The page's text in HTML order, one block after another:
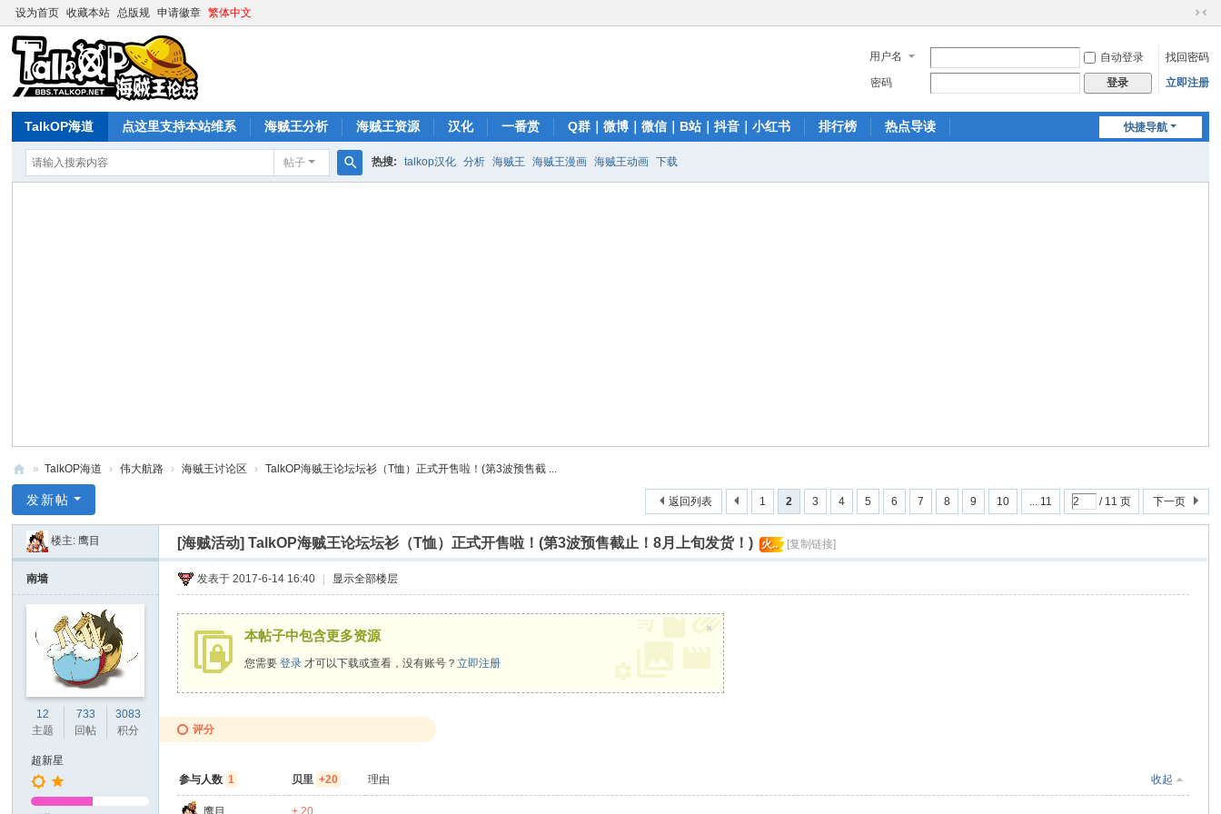
设为首页 收藏本站 总版规 申请徽章 繁体中文
切
到
窄
用户名 自动登录
找回密码
密码
登录 立即注册
快捷导航
TalkOP海道 点这里支持本站维系 海贼王分析 海贼王资源 汉化 一番赏 Q群｜微博｜微信｜B站｜抖音｜小红书 排行榜 热点导读
帖子
搜
热搜: talkop汉化 分析 海贼王 海贼王漫画 海贼王动画 下载
lk
» TalkOP海道 › 伟大航路 › 海贼王讨论区 › TalkOP海贼王论坛坛衫（T恤）正式开售啦！(第3波预售截 ...
1 2 3 4 5 6 7 8 9 10 ... 11 / 11 页 下一页
返回列表
发新帖
楼主:鹰目 [海贼活动]TalkOP海贼王论坛坛衫（T恤）正式开售啦！(第3波预售截止！8月上旬发货！) 火.. [复制链接]
南墙
12
主题
733
回帖
3083
积分
超新星
发表于 2017-6-14 16:40 显示全部楼层
本帖子中包含更多资源
您需要登录 才可以下载或查看，没有账号？立即注册
×
评分
参与人数 1 贝里 +20 收起
理由
鹰目 + 20